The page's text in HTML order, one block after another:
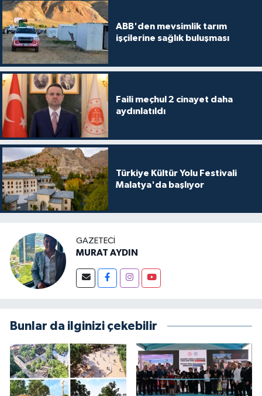
ABB'den mevsimlik tarım
işçilerine sağlık buluşması
Faili meçhul 2 cinayet daha
aydınlatıldı
Türkiye Kültür Yolu Festivali
Malatya'da başlıyor
GAZETECI
MURAT AYDIN
Bunlar da ilginizi çekebilir